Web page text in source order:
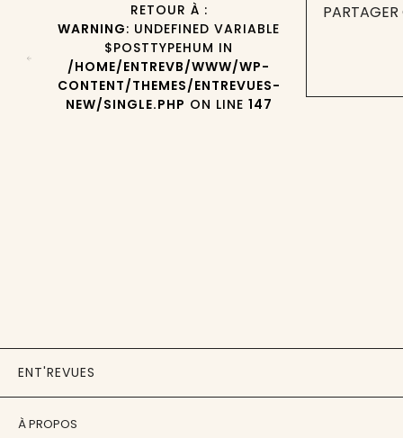
RETOUR À :
WARNING: UNDEFINED VARIABLE
$POSTTYPEHUM IN
/HOME/ENTREVB/WWW/WP-
CONTENT/THEMES/ENTREVUES-
NEW/SINGLE.PHP ON LINE 147
ENT'REVUES
À PROPOS